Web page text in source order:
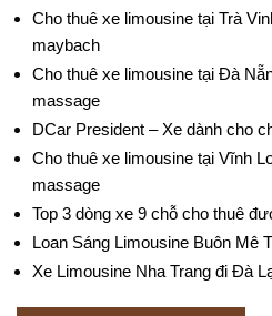
Cho thuê xe limousine tại Trà
maybach
Cho thuê xe limousine tại Đà
massage
DCar President – Xe dành cho
Cho thuê xe limousine tại Vĩnh
massage
Top 3 dòng xe 9 chỗ cho thuê
Loan Sáng Limousine Buôn Mê
Xe Limousine Nha Trang đi Đà